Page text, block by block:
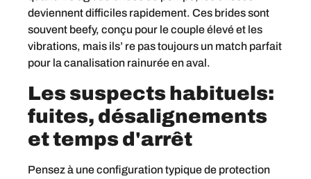
deviennent difficiles rapidement. Ces brides sont
souvent beefy, conçu pour le couple élevé et les
vibrations, mais ils’ re pas toujours un match parfait
pour la canalisation rainurée en aval.
Les suspects habituels:
fuites, désalignements
et temps d'arrêt
Pensez à une configuration typique de protection